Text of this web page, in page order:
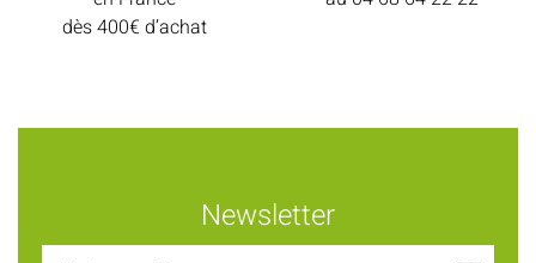
dès 400€ d’achat
Newsletter